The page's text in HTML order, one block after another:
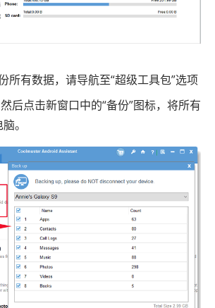
所有数据，请导航至“超级工具包”选项
后点击新窗口中的“备份”图标，将所有
。